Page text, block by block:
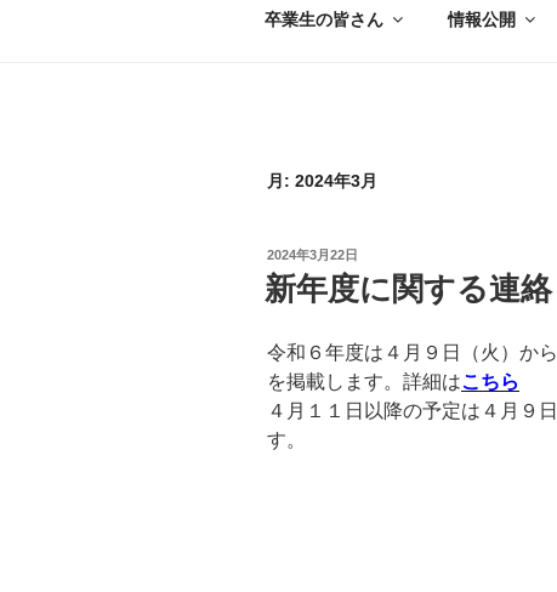
卒業生の皆さん 情報公開
月: 2024年3月
投
稿
日:
2024年3月22日
新年度に関する連絡
令和６年度は４月９日（火）か
を掲載します。詳細はこちら
４月１１日以降の予定は４月９
す。